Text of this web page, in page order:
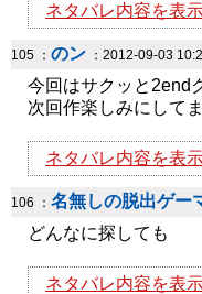
ネタバレ内容を表
105 ： のン ：2012-09-03
今回はサクッと2end
次回作楽しみにして
ネタバレ内容を表
106 ： 名無しの脱出ゲー
どんなに探しても
ネタバレ内容を表